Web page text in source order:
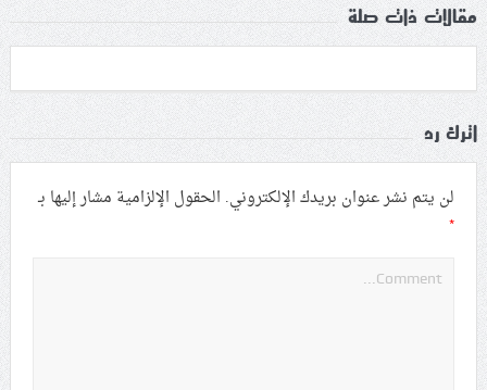
مقالات ذات صلة
اترك رد
لن يتم نشر عنوان بريدك الإلكتروني. الحقول الإلزامية مشار إليها بـ
*